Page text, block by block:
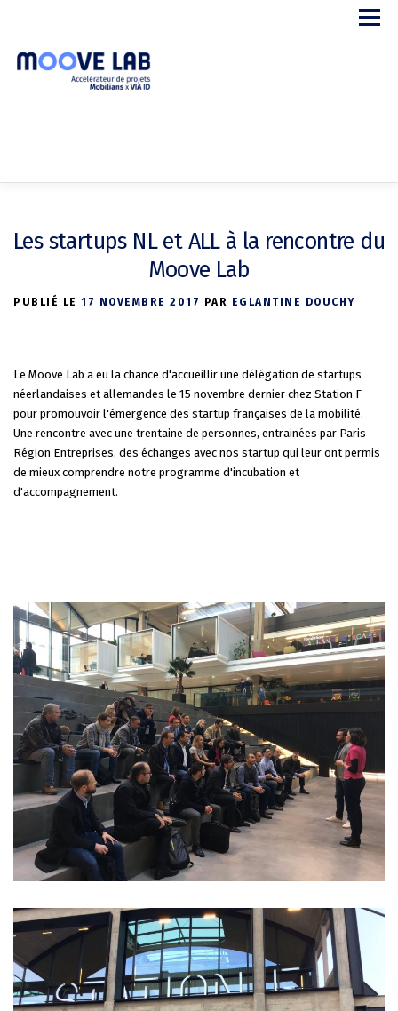
Menu
PARTENAIRES A PROPOS CONTACT
Les startups NL et ALL à la rencontre du
Moove Lab
PUBLIÉ LE 17 NOVEMBRE 2017 PAR EGLANTINE DOUCHY
Le Moove Lab a eu la chance d'accueillir une délégation de startups
néerlandaises et allemandes le 15 novembre dernier chez Station F
pour promouvoir l'émergence des startup françaises de la mobilité.
Une rencontre avec une trentaine de personnes, entrainées par Paris
Région Entreprises, des échanges avec nos startup qui leur ont permis
de mieux comprendre notre programme d'incubation et
d'accompagnement.